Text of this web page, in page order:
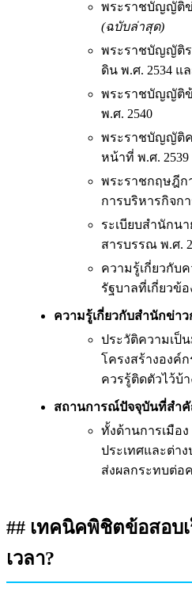
พระราชบัญญัติข่
(ฉบับล่าสุด)
พระราชบัญญัติร
ดิน พ.ศ. 2534 แ
พระราชบัญญัติ
พ.ศ. 2540
พระราชบัญญัติค
หน้าที่ พ.ศ. 2539
พระราชกฤษฎีก
การบริหารกิจก
ระเบียบสำนักน
สารบรรณ พ.ศ.
ความรู้เกี่ยวกับ
รัฐบาลที่เกี่ยวข้อ
ความรู้เกี่ยวกับสำนักข่า
ประวัติความเป็
โครงสร้างองค์
ควรรู้ติดตัวไว้บ้
สถานการณ์ปัจจุบันที่สำ
ทั้งด้านการเมือ
ประเทศและต่าง
ส่งผลกระทบต่อ
## เทคนิคพิชิตข้อสอบ
เวลา?